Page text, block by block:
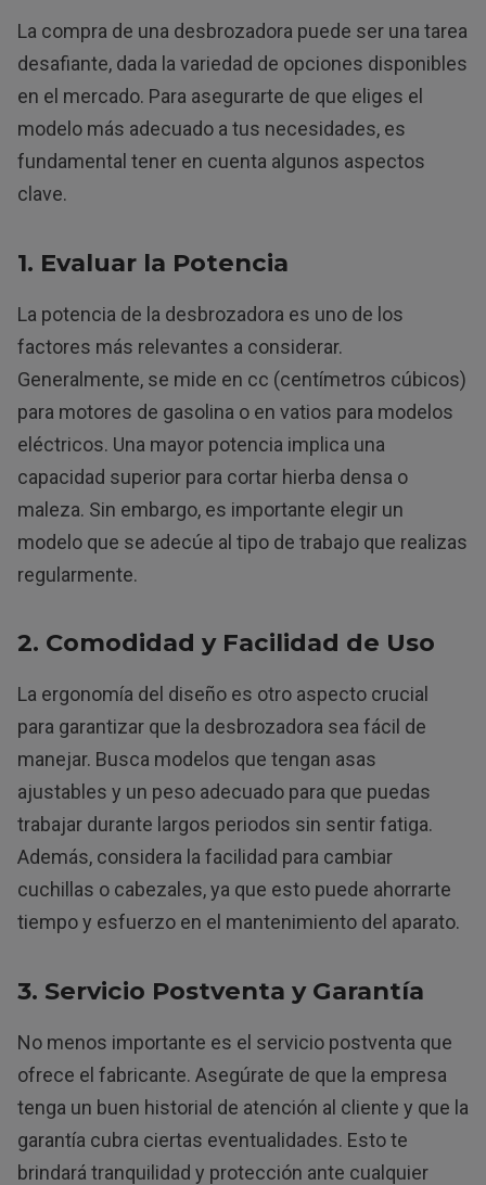
La compra de una desbrozadora puede ser una tarea
desafiante, dada la variedad de opciones disponibles
en el mercado. Para asegurarte de que eliges el
modelo más adecuado a tus necesidades, es
fundamental tener en cuenta algunos aspectos
clave.
1. Evaluar la Potencia
La potencia de la desbrozadora es uno de los
factores más relevantes a considerar.
Generalmente, se mide en cc (centímetros cúbicos)
para motores de gasolina o en vatios para modelos
eléctricos. Una mayor potencia implica una
capacidad superior para cortar hierba densa o
maleza. Sin embargo, es importante elegir un
modelo que se adecúe al tipo de trabajo que realizas
regularmente.
2. Comodidad y Facilidad de Uso
La ergonomía del diseño es otro aspecto crucial
para garantizar que la desbrozadora sea fácil de
manejar. Busca modelos que tengan asas
ajustables y un peso adecuado para que puedas
trabajar durante largos periodos sin sentir fatiga.
Además, considera la facilidad para cambiar
cuchillas o cabezales, ya que esto puede ahorrarte
tiempo y esfuerzo en el mantenimiento del aparato.
3. Servicio Postventa y Garantía
No menos importante es el servicio postventa que
ofrece el fabricante. Asegúrate de que la empresa
tenga un buen historial de atención al cliente y que la
garantía cubra ciertas eventualidades. Esto te
brindará tranquilidad y protección ante cualquier